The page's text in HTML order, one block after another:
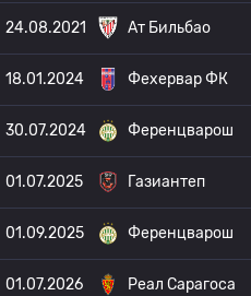
24.08.2021 Ат Бильбао
18.01.2024 Фехервар ФК
30.07.2024 Ференцварош
01.07.2025 Газиантеп
01.09.2025 Ференцварош
01.07.2026 Реал Сарагоса